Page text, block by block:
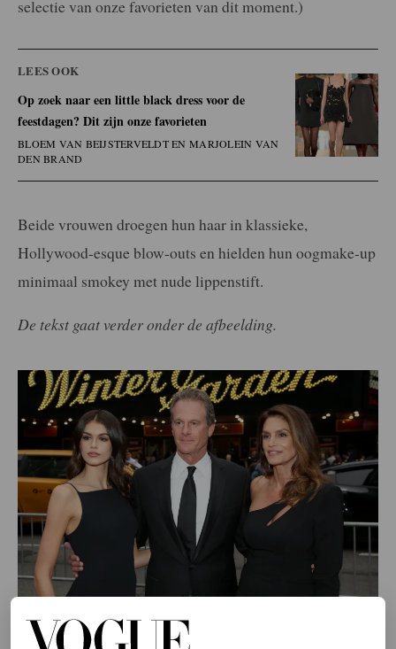
selectie van onze favorieten van dit moment.)
LEES OOK
Op zoek naar een little black dress voor de
feestdagen? Dit zijn onze favorieten
BLOEM VAN BEIJSTERVELDT EN MARJOLEIN VAN
DEN BRAND
Beide vrouwen droegen hun haar in klassieke,
Hollywood-esque blow-outs en hielden hun oogmake-up
minimaal smokey met nude lippenstift.
De tekst gaat verder onder de afbeelding.
©GETTY IMAGES